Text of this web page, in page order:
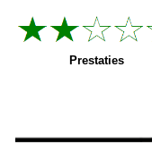
Prestaties